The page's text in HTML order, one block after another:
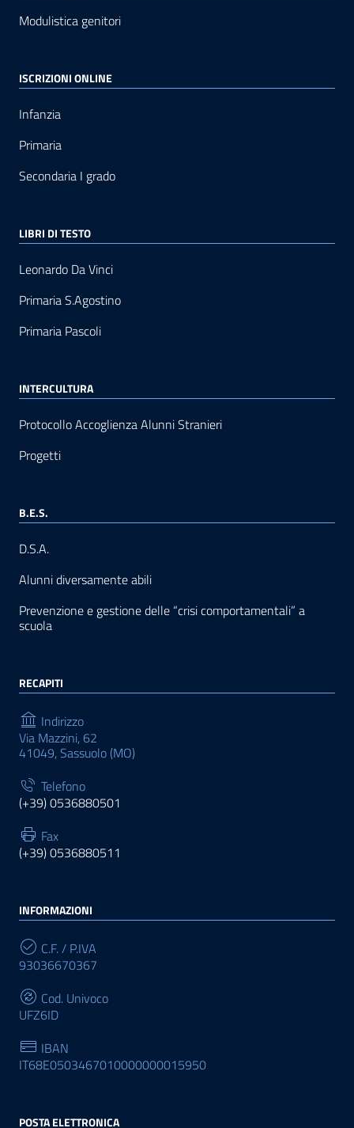
Modulistica genitori
ISCRIZIONI ONLINE
Infanzia
Primaria
Secondaria I grado
LIBRI DI TESTO
Leonardo Da Vinci
Primaria S.Agostino
Primaria Pascoli
INTERCULTURA
Protocollo Accoglienza Alunni Stranieri
Progetti
B.E.S.
D.S.A.
Alunni diversamente abili
Prevenzione e gestione delle “crisi comportamentali” a
scuola
RECAPITI
Indirizzo
Via Mazzini, 62
41049, Sassuolo (MO)
Telefono
(+39) 0536880501
Fax
(+39) 0536880511
INFORMAZIONI
C.F. / P.IVA
93036670367
Cod. Univoco
UFZ6ID
IBAN
IT68E0503467010000000015950
POSTA ELETTRONICA